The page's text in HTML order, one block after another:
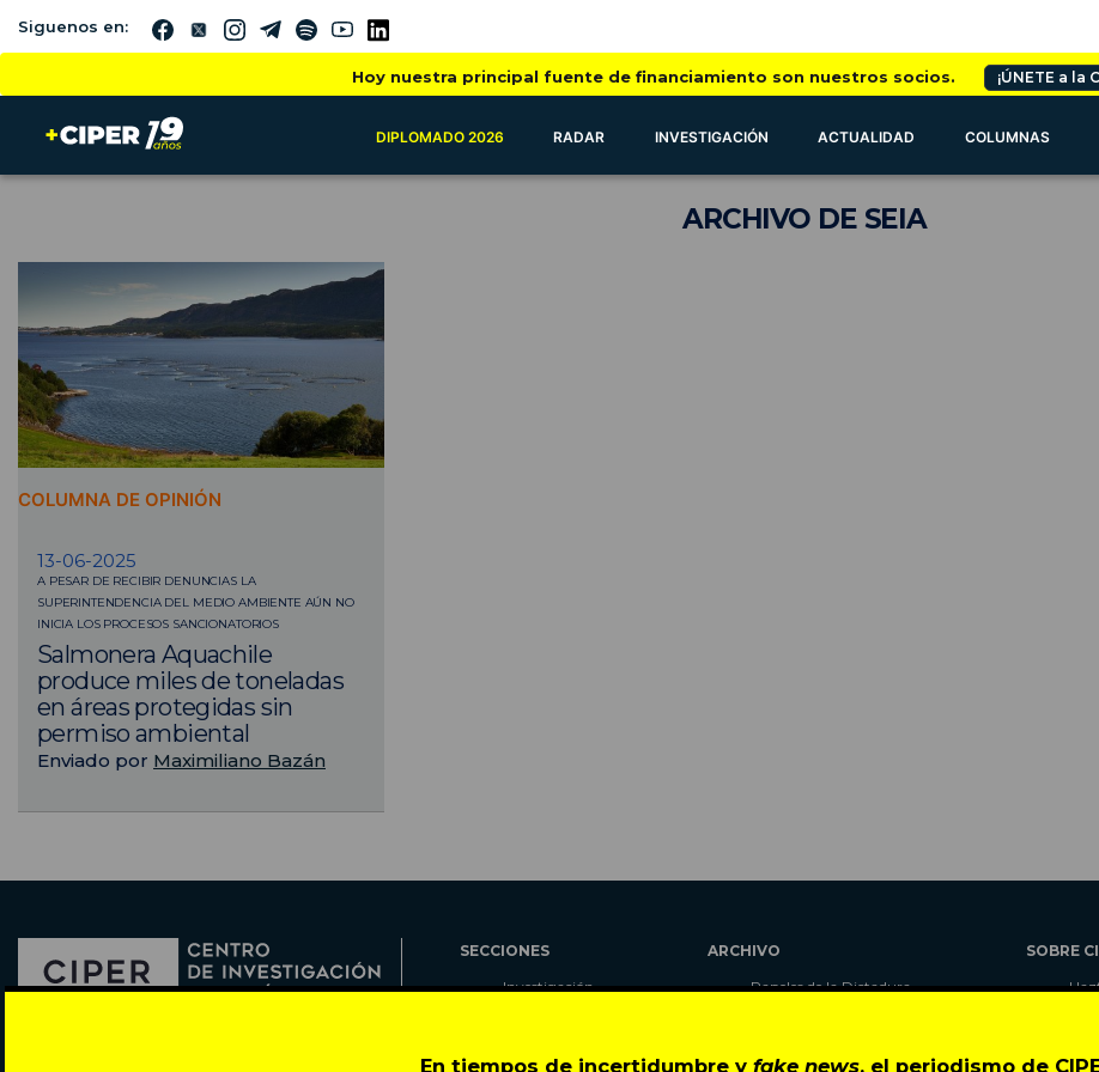
En tiempos de incertidumbre y fake news, el periodismo de
Siguenos en:
Hoy nuestra principal fuente de financiamiento son nuestros socios. ¡ÚNETE a la
DIPLOMADO 2026 RADAR INVESTIGACIÓN ACTUALIDAD COLUMNAS
ARCHIVO DE SEIA
COLUMNA DE OPINIÓN
13-06-2025
A PESAR DE RECIBIR DENUNCIAS LA
SUPERINTENDENCIA DEL MEDIO AMBIENTE AÚN NO
INICIA LOS PROCESOS SANCIONATORIOS
Salmonera Aquachile
produce miles de toneladas
en áreas protegidas sin
permiso ambiental
Enviado por Maximiliano Bazán
SECCIONES
Investigación
Cartas
ARCHIVO
Papeles de la Dictadura
Autores
SOBRE